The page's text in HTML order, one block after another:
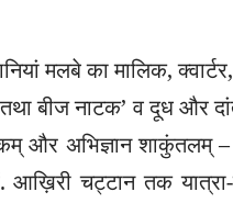
मलबे का मालिक,
बीज नाटक’ व दूध और
अभिज्ञान शाकुंतलम् –
चट्टान तक यात्रा-